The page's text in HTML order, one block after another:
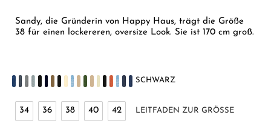
Sandy, die Gründerin von Happy Haus, trägt die Größe
38 für einen lockereren, oversize Look. Sie ist 170 cm groß.
SCHWARZ
34 36 38 40 42 LEITFADEN ZUR GRÖSSE